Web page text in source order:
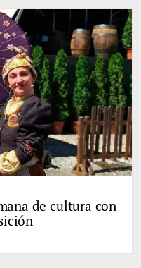
de cultura con